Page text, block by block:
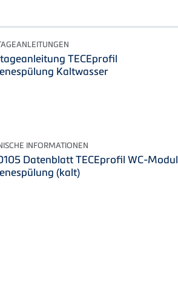
TECEprofil
Kaltwasser
INFORMATIONEN
Datenblatt TECEprofil WC-Modul
(kalt)